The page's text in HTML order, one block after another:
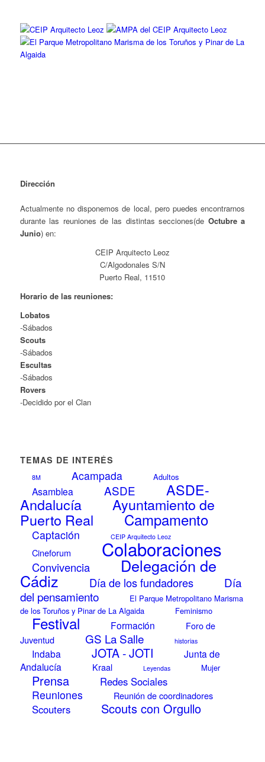
Dirección
Actualmente no disponemos de local, pero puedes encontrarnos
durante las reuniones de las distintas secciones(de Octubre a
Junio) en:
CEIP Arquitecto Leoz
C/Algodonales S/N
Puerto Real, 11510
Horario de las reuniones:
Lobatos
-Sábados
Scouts
-Sábados
Escultas
-Sábados
Rovers
-Decidido por el Clan
TEMAS DE INTERÉS
8M Acampada Adultos
Asamblea ASDE ASDE-
Andalucía Ayuntamiento de
Puerto Real Campamento
Captación CEIP Arquitecto Leoz
Cineforum Colaboraciones
Convivencia Delegación de
Cádiz Día de los fundadores
Día
del pensamiento
El Parque Metropolitano Marisma
de los Toruños y Pinar de La Algaida
Feminismo
Festival Formación
Foro de
Juventud
GS La Salle historias
Indaba JOTA - JOTI
Junta de
Andalucía
Kraal Leyendas Mujer
Prensa Redes Sociales
Reuniones Reunión de coordinadores
Scouters Scouts con Orgullo